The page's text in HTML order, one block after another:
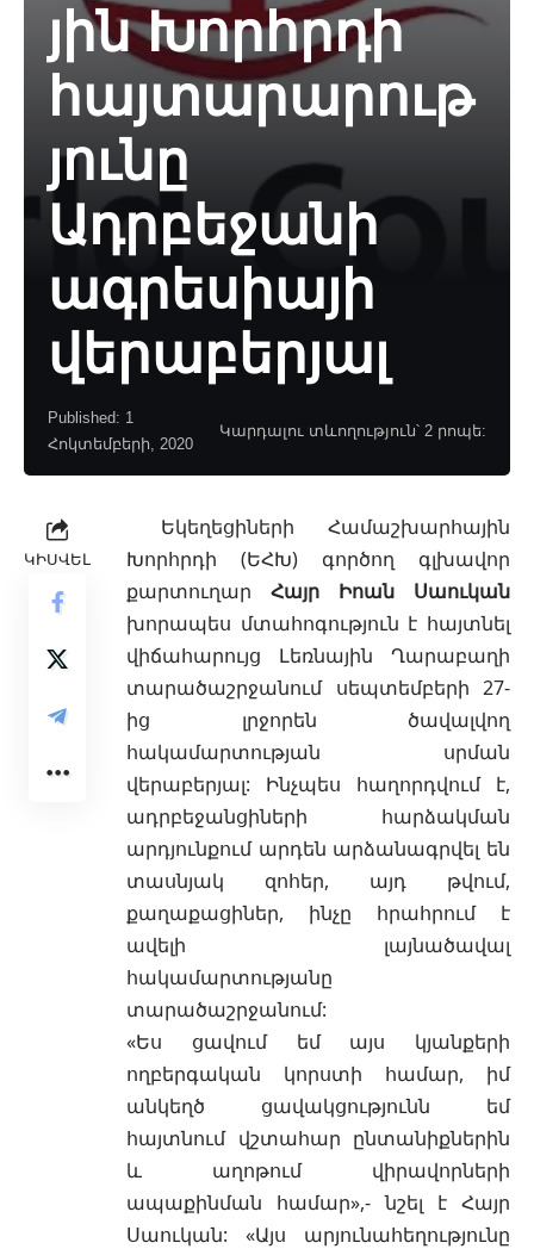
յին Խորհրդի
հայտարարութ
յունը
Ադրբեջանի
ագրեսիայի
վերաբերյալ
Published: 1
Հոկտեմբերի, 2020
Կարդալու տևողություն՝ 2 րոպե:
ԿԻՍՎԵԼ
Եկեղեցիների Համաշխարհային
Խորհրդի (ԵՀԽ) գործող գլխավոր
քարտուղար Հայր Իոան Սաուկան
խորապես մտահոգություն է հայտնել
վիճահարույց Լեռնային Ղարաբաղի
տարածաշրջանում սեպտեմբերի 27-
ից լրջորեն ծավալվող
հակամարտության սրման
վերաբերյալ: Ինչպես հաղորդվում է,
ադրբեջանցիների հարձակման
արդյունքում արդեն արձանագրվել են
տասնյակ զոհեր, այդ թվում,
քաղաքացիներ, ինչը հրահրում է
ավելի լայնածավալ
հակամարտությանը
տարածաշրջանում:
«Ես ցավում եմ այս կյանքերի
ողբերգական կորստի համար, իմ
անկեղծ ցավակցությունն եմ
հայտնում վշտահար ընտանիքներին
և աղոթում վիրավորների
ապաքինման համար»,- նշել է Հայր
Սաուկան: «Այս արյունահեղությունը